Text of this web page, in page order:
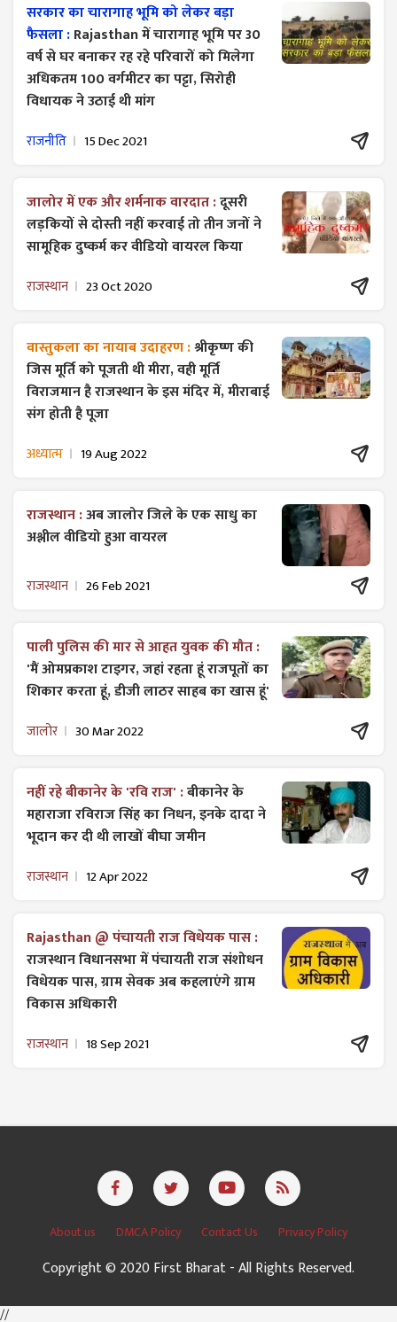
सरकार का चारागाह भूमि को लेकर बड़ा
फैसला :Rajasthan में चारागाह भूमि पर 30
वर्ष से घर बनाकर रह रहे परिवारों को मिलेगा
अधिकतम 100 वर्गमीटर का पट्टा, सिरोही
विधायक ने उठाई थी मांग
राजनीति 15 Dec 2021
जालोर में एक और शर्मनाक वारदात :दूसरी
लड़कियों से दोस्ती नहीं करवाई तो तीन जनों ने
सामूहिक दुष्कर्म कर वीडियो वायरल किया
राजस्थान 23 Oct 2020
वास्तुकला का नायाब उदाहरण :श्रीकृष्ण की
जिस मूर्ति को पूजती थी मीरा, वही मूर्ति
विराजमान है राजस्थान के इस मंदिर में, मीराबाई
संग होती है पूजा
अध्यात्म 19 Aug 2022
राजस्थान :अब जालोर जिले के एक साधु का
अश्लील वीडियो हुआ वायरल
राजस्थान 26 Feb 2021
पाली पुलिस की मार से आहत युवक की मौत :
'मैं ओमप्रकाश टाइगर, जहां रहता हूं राजपूतों का
शिकार करता हूं, डीजी लाठर साहब का खास हूं'
जालोर 30 Mar 2022
नहीं रहे बीकानेर के 'रवि राज' :बीकानेर के
महाराजा रविराज सिंह का निधन, इनके दादा ने
भूदान कर दी थी लाखों बीघा जमीन
राजस्थान 12 Apr 2022
Rajasthan @ पंचायती राज विधेयक पास :
राजस्थान विधानसभा में पंचायती राज ​संशोधन
विधेयक पास, ग्राम सेवक अब कहलाएंगे ग्राम
विकास अधिकारी
राजस्थान 18 Sep 2021
About us DMCA Policy Contact Us Privacy Policy
Copyright © 2020 First Bharat - All Rights Reserved.
//